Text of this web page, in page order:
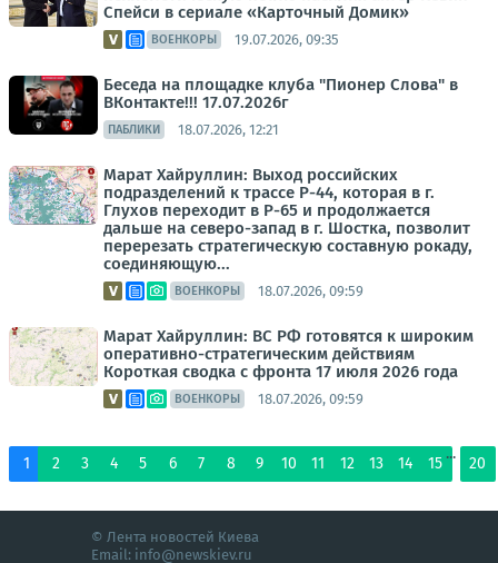
Спейси в сериале «Карточный Домик»
ВОЕНКОРЫ 19.07.2026, 09:35
Беседа на площадке клуба "Пионер Слова" в
ВКонтакте!!! 17.07.2026г
ПАБЛИКИ 18.07.2026, 12:21
Марат Хайруллин: Выход российских
подразделений к трассе Р-44, которая в г.
Глухов переходит в Р-65 и продолжается
дальше на северо-запад в г. Шостка, позволит
перерезать стратегическую составную рокаду,
соединяющую...
ВОЕНКОРЫ 18.07.2026, 09:59
Марат Хайруллин: ВС РФ готовятся к широким
оперативно-стратегическим действиям
Короткая сводка с фронта 17 июля 2026 года
ВОЕНКОРЫ 18.07.2026, 09:59
1 2 3 4 5 6 7 8 9 10 11 12 13 14 15
...
20
© Лента новостей Киева
Email: info@newskiev.ru